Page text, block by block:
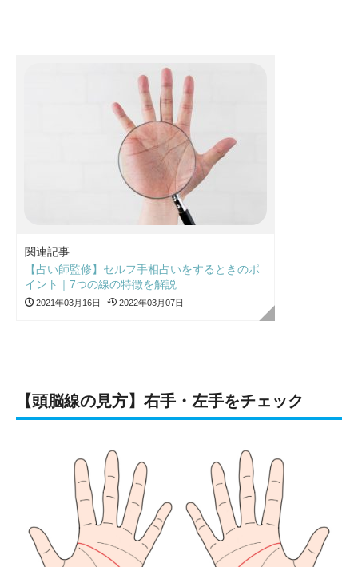
関連記事
【占い師監修】セルフ手相占いをするときのポ
イント｜7つの線の特徴を解説
2021年03月16日 2022年03月07日
【頭脳線の見方】右手・左手をチェック